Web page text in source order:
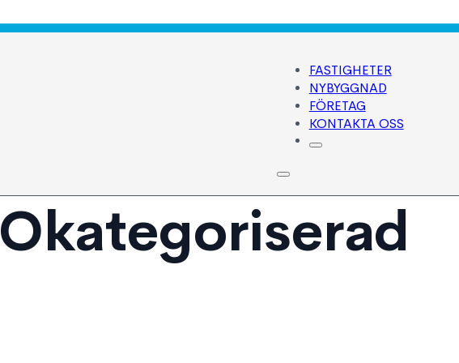
FASTIGHETER
NYBYGGNAD
FÖRETAG
KONTAKTA OSS
Okategoriserad